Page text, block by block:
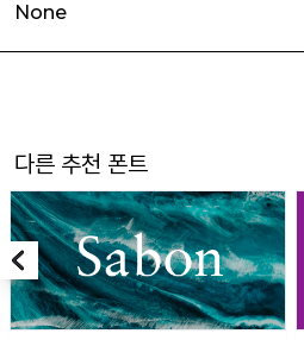
None
다른 추천 폰트